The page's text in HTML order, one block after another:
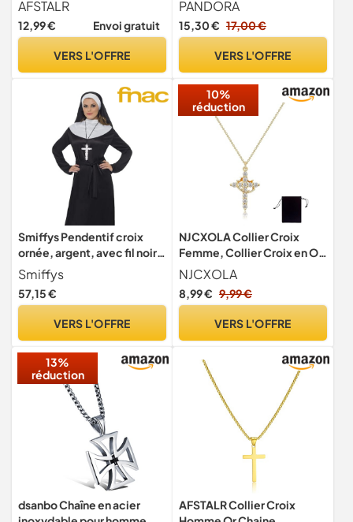
Inoxydable Bijoux
Chretienne pour Homme et
AFSTALR
12,99 € Envoi gratuit
VERS L'OFFRE
avec zirconi cubique,
bracelets ME et Moments
PANDORA
15,30 € 17,00 €
VERS L'OFFRE
Smiffys Pendentif croix
ornée, argent, avec fil noir
Halloween
Smiffys
57,15 €
VERS L'OFFRE
10%
réduction
NJCXOLA Collier Croix
Femme, Collier Croix en Or,
Pendentif Croix
Chrétienne,
Hypoallergénique Chaîne
Cadeau Bijoux pour
NJCXOLA
8,99 € 9,99 €
VERS L'OFFRE
13%
réduction
dsanbo Chaîne en acier
AFSTALR Collier Croix